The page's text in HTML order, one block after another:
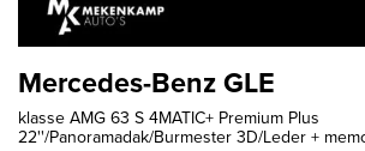
Mercedes-Benz GLE
klasse AMG 63 S 4MATIC+ Premium Plus
22''/Panoramadak/Burmester 3D/Leder +